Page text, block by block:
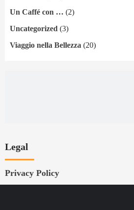
Un Caffé con … (2)
Uncategorized (3)
Viaggio nella Bellezza (20)
Legal
Privacy Policy